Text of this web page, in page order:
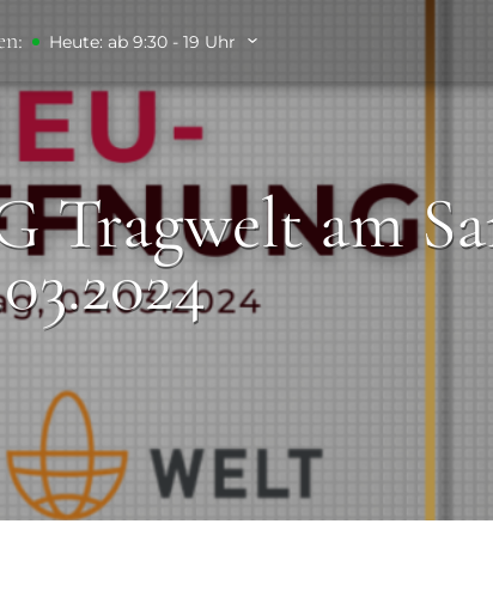
Heute: ab 9:30 - 19 Uhr
Tragwelt am